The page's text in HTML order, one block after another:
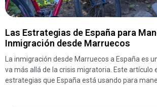
Las Estrategias de España para
Inmigración desde Marruecos
La inmigración desde Marruecos a España es
va más allá de la crisis migratoria. Este artículo
estrategias que España está usando para